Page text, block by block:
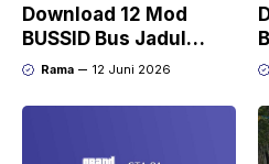
Download 12 Mod
BUSSID Bus Jadul
(Lawas, Kotor,
Rama 12 Juni 2026